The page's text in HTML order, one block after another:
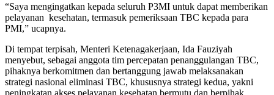
“Saya mengingatkan kepada seluruh P3MI untuk dapat memberikan
pelayanan kesehatan, termasuk pemeriksaan TBC kepada para
PMI,” ucapnya.
Di tempat terpisah, Menteri Ketenagakerjaan, Ida Fauziyah
menyebut, sebagai anggota tim percepatan penanggulangan TBC,
pihaknya berkomitmen dan bertanggung jawab melaksanakan
strategi nasional eliminasi TBC, khususnya strategi kedua, yakni
peningkatan akses pelayanan kesehatan bermutu dan berpihak